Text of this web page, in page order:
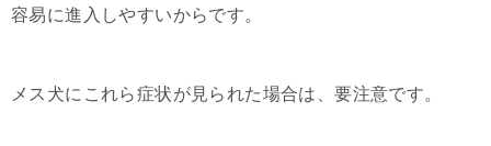
容易に進入しやすいからです。
メス犬にこれら症状が見られた場合は、要注意です。